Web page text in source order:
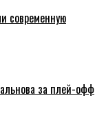
современную
за плей-офф